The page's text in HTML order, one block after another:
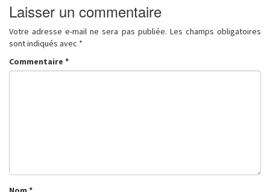
Laisser un commentaire
Votre adresse e-mail ne sera pas publiée. Les champs obligatoires
sont indiqués avec *
Commentaire *